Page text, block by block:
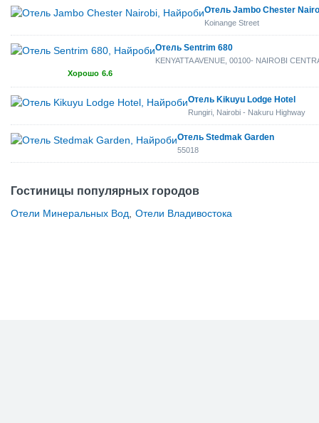
Отель Jambo Chester
Koinange Street
Отель Sentrim 680
KENYATTA AVENUE, 00100- NAIROBI
Хорошо 6.6
Отель Kikuyu Lodge Hotel
Rungiri, Nairobi - Nakuru Highway
Отель Stedmak Garden
55018
Гостиницы популярных городов
Отели Минеральных Вод Отели Владивостока